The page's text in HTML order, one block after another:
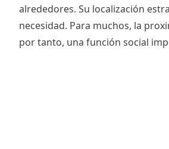
alrededores. Su localización
necesidad. Para muchos, la
por tanto, una función social